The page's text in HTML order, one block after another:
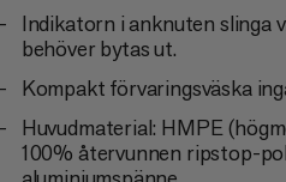
Indikatorn i anknuten slinga
behöver bytas ut.
Kompakt förvaringsväska
Huvudmaterial: HMPE
100% återvunnen ripstop-